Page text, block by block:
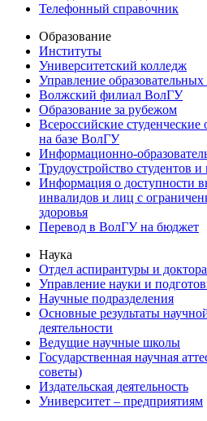
Телефонный справочник
Образование
Институты
Университетский колледж
Управление
Волжский филиал ВолГУ
Образование за рубежом
Всероссийские
на базе ВолГУ
Информационно-
Трудоустройство студентов
Информация о доступности
инвалидов и лиц с
здоровья
Перевод в ВолГУ на бюджет
Наука
Отдел аспирантуры и
Управление науки и
Научные подразделения
Основные результаты
деятельности
Ведущие научные школы
Государственная научная
советы)
Издательская деятельность
Университет – предприятиям